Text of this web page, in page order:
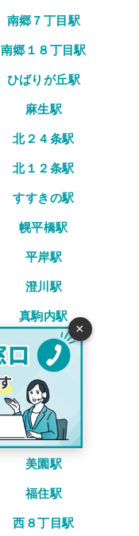
南郷７丁目駅
南郷１８丁目駅
ひばりが丘駅
麻生駅
北２４条駅
北１２条駅
すすきの駅
幌平橋駅
平岸駅
澄川駅
真駒内駅
新道東駅
環状通東駅
北１３条東駅
学園前駅
美園駅
福住駅
西８丁目駅
×